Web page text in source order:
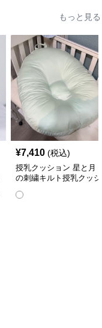
もっと見る
¥7,410 (税込)
授乳クッション 星と月
の刺繍キルト授乳クッシ